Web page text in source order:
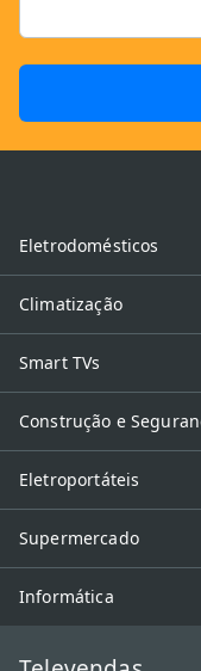
Eletrodomésticos
Climatização
Smart TVs
Construção e
Eletroportáteis
Supermercado
Informática